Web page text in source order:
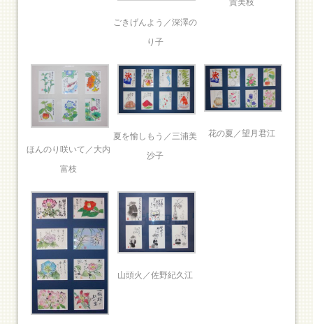
ごきげんよう／深澤の
り子
貴美枝
ほんのり咲いて／大内
富枝
夏を愉しもう／三浦美
沙子
花の夏／望月君江
山頭火／佐野紀久江